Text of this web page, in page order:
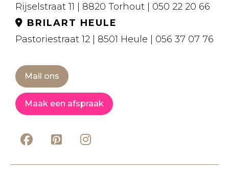
Rijselstraat 11 | 8820 Torhout | 050 22 20 66
BRILART HEULE
Pastoriestraat 12 | 8501 Heule | 056 37 07 76
Mail ons
Maak een afspraak